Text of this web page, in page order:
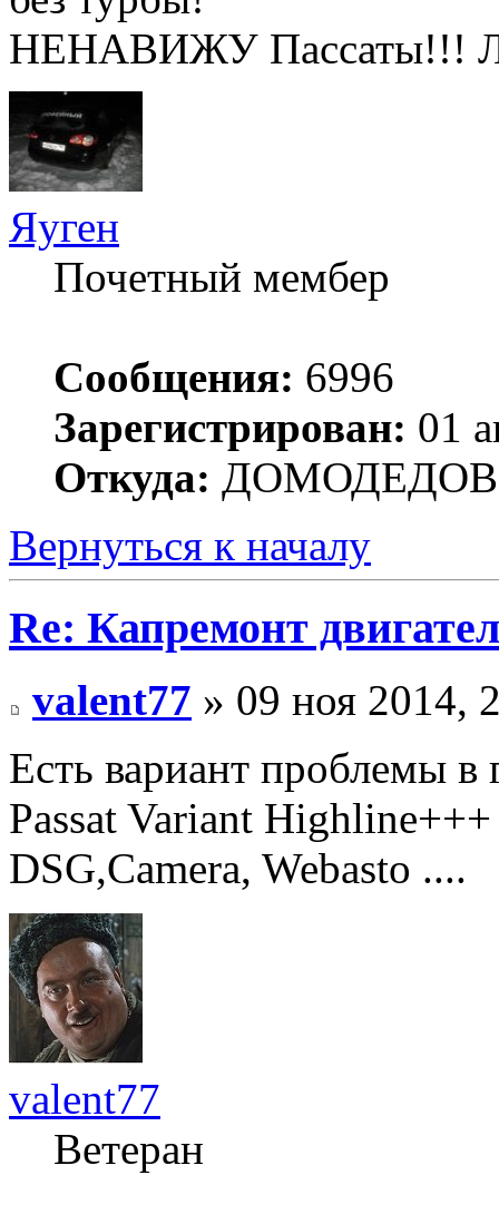
НЕНАВИЖУ
Яуген
Почетный мембер
Сообщения: 6996
Зарегистрирован: 01
Откуда:
Вернуться к началу
Re: Капремонт
valent77 » 09 ноя 2014,
Есть вариант проблемы в
Passat Variant
DSG,Camera, Webasto ....
valent77
Ветеран